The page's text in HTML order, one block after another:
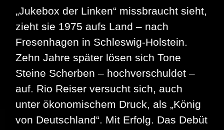
„Jukebox der Linken“ missbraucht sieht,
zieht sie 1975 aufs Land – nach
Fresenhagen in Schleswig-Holstein.
Zehn Jahre später lösen sich Tone
Steine Scherben – hochverschuldet –
auf. Rio Reiser versucht sich, auch
unter ökonomischem Druck, als „König
von Deutschland“. Mit Erfolg. Das Debüt